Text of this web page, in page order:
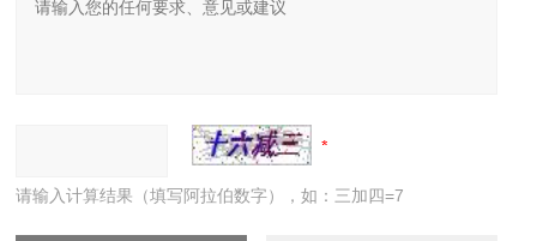
请输入计算结果（填写阿拉伯数字），如：三加四=7